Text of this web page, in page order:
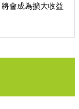
會成為擴大收益